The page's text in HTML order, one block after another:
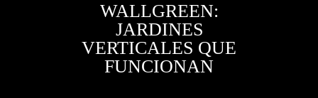
WALLGREEN:
JARDINES
VERTICALES QUE
FUNCIONAN